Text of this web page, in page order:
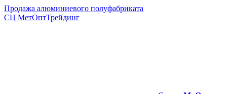
Продажа алюминиевого полуфабриката
СЦ МетОптТрейдинг